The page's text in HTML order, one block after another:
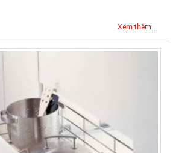
Xem thêm...